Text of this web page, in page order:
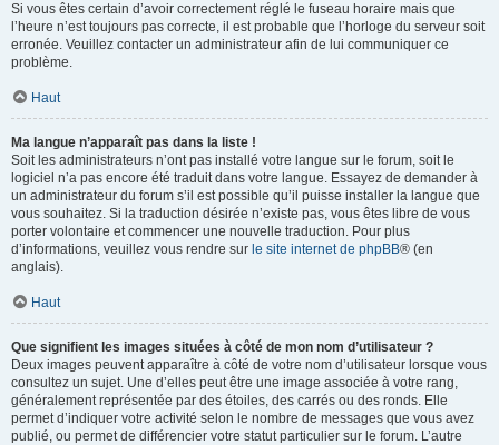
Si vous êtes certain d’avoir correctement réglé le fuseau horaire mais que
l’heure n’est toujours pas correcte, il est probable que l’horloge du serveur soit
erronée. Veuillez contacter un administrateur afin de lui communiquer ce
problème.
Haut
Ma langue n’apparaît pas dans la liste !
Soit les administrateurs n’ont pas installé votre langue sur le forum, soit le
logiciel n’a pas encore été traduit dans votre langue. Essayez de demander à
un administrateur du forum s’il est possible qu’il puisse installer la langue que
vous souhaitez. Si la traduction désirée n’existe pas, vous êtes libre de vous
porter volontaire et commencer une nouvelle traduction. Pour plus
d’informations, veuillez vous rendre sur le site internet de phpBB® (en
anglais).
Haut
Que signifient les images situées à côté de mon nom d’utilisateur ?
Deux images peuvent apparaître à côté de votre nom d’utilisateur lorsque vous
consultez un sujet. Une d’elles peut être une image associée à votre rang,
généralement représentée par des étoiles, des carrés ou des ronds. Elle
permet d’indiquer votre activité selon le nombre de messages que vous avez
publié, ou permet de différencier votre statut particulier sur le forum. L’autre